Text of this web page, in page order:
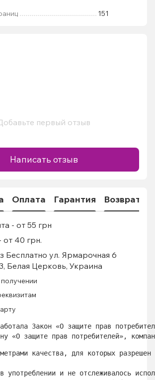
151
первый отзыв
Написать отзыв
Оплата Гарантия Возврат
- от 55 грн
от 40 грн.
Бесплатно ул. Ярмарочная 6
Белая Церковь, Украина
Закон «О защите прав
«О защите прав потребителей»,
качества, для которых
употреблении и не отслеживалось